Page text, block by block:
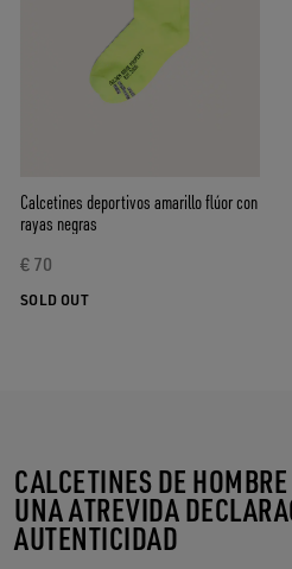
Calcetines deportivos amarillo flúor con
rayas negras
€ 70
SOLD OUT
CALCETINES DE
UNA ATREVIDA
AUTENTICIDAD